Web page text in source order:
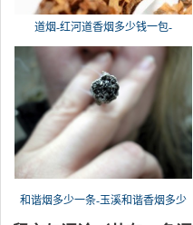
道烟-红河道香烟多少钱一包-
和谐烟多少一条-玉溪和谐香烟多少